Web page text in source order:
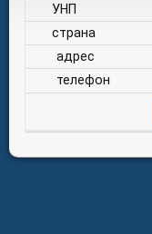
УНП
страна
адрес
телефон